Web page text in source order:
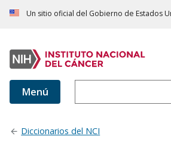
Un sitio oficial del Gobierno de Estados
Menú
Diccionarios del NCI